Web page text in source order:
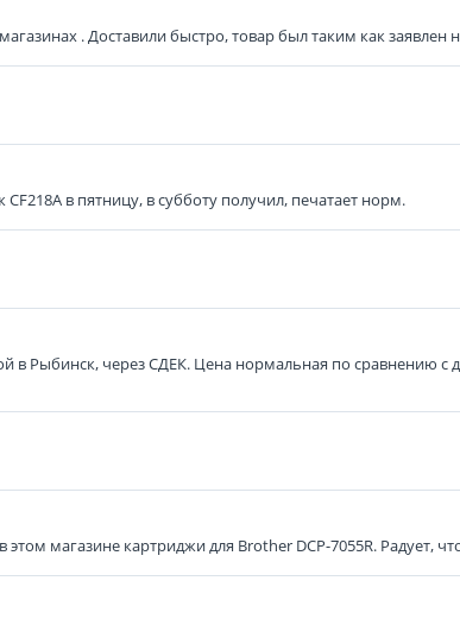
. Доставили быстро, товар был таким как
CF218A в пятницу, в субботу получил, печатает норм.
в Рыбинск, через СДЕК. Цена нормальная по сравнению
магазине картриджи для Brother DCP-7055R. Радует,